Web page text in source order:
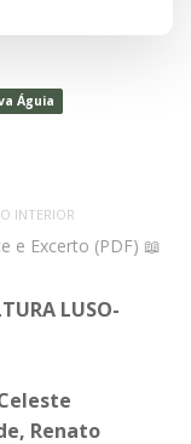
Águia
INTERIOR
e Excerto (PDF) 📖
LUSO-
Renato